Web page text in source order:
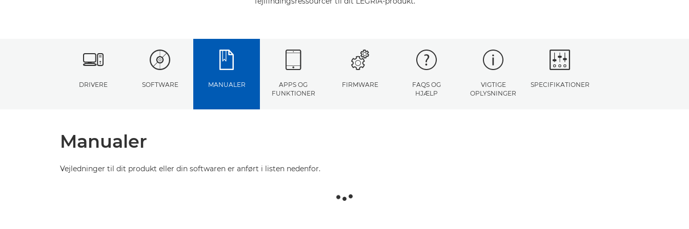
DRIVERE SOFTWARE MANUALER
APPS OG
FUNKTIONER
FIRMWARE
FAQS OG
HJÆLP
VIGTIGE
OPLYSNINGER
SPECIFIKATIONER
Manualer
Vejledninger til dit produkt eller din softwaren er anført i listen nedenfor.